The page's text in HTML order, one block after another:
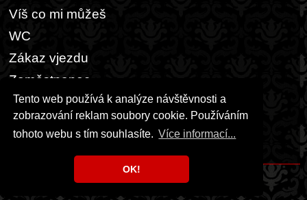
Tento web používá k analýze návštěvnosti a
zobrazování reklam soubory cookie. Používáním
tohoto webu s tím souhlasíte. Více informací...
OK!
Víš co mi můžeš
WC
Zákaz vjezdu
Zaměstnanec
Zamořeno plynem
Zvířecí toalety
Copyright © 1999 - 2026 Milka